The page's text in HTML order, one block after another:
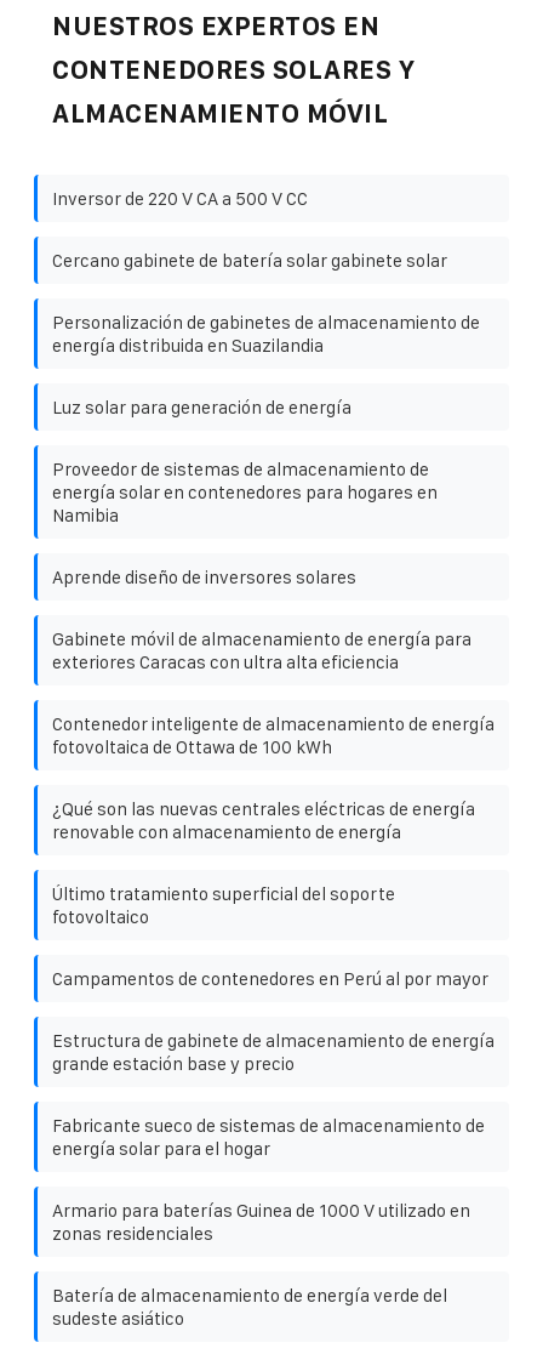
NUESTROS EXPERTOS EN
CONTENEDORES SOLARES Y
ALMACENAMIENTO MÓVIL
Inversor de 220 V CA a 500 V CC
Cercano gabinete de batería solar gabinete solar
Personalización de gabinetes de almacenamiento de
energía distribuida en Suazilandia
Luz solar para generación de energía
Proveedor de sistemas de almacenamiento de
energía solar en contenedores para hogares en
Namibia
Aprende diseño de inversores solares
Gabinete móvil de almacenamiento de energía para
exteriores Caracas con ultra alta eficiencia
Contenedor inteligente de almacenamiento de energía
fotovoltaica de Ottawa de 100 kWh
¿Qué son las nuevas centrales eléctricas de energía
renovable con almacenamiento de energía
Último tratamiento superficial del soporte
fotovoltaico
Campamentos de contenedores en Perú al por mayor
Estructura de gabinete de almacenamiento de energía
grande estación base y precio
Fabricante sueco de sistemas de almacenamiento de
energía solar para el hogar
Armario para baterías Guinea de 1000 V utilizado en
zonas residenciales
Batería de almacenamiento de energía verde del
sudeste asiático